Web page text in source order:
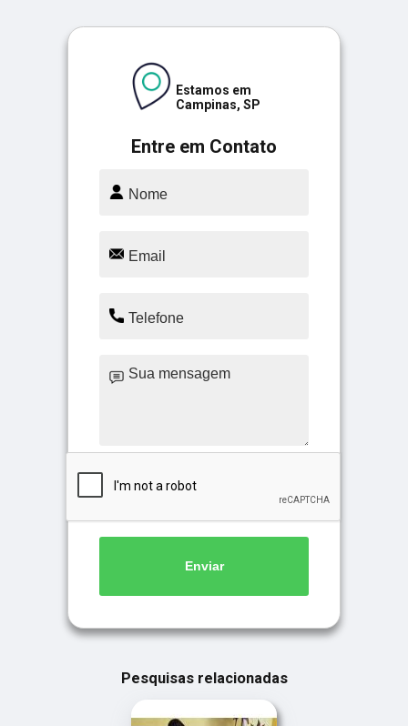
Entre em Contato
Estamos em
Campinas, SP
Enviar
Pesquisas relacionadas